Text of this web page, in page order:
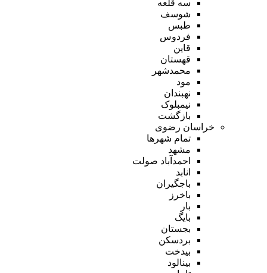
سه قلعه
شوسف
طبس
فردوس
قاین
قهستان
محمدشهر
مود
نهبندان
نیمبلوک
بازگشت
خراسان رضوی
تمام شهر‌ها
مشهد
احمدآباد صولت
انابد
باجگیران
باخرز
بار
بایگ
بجستان
بردسکن
بیدخت
بینالود